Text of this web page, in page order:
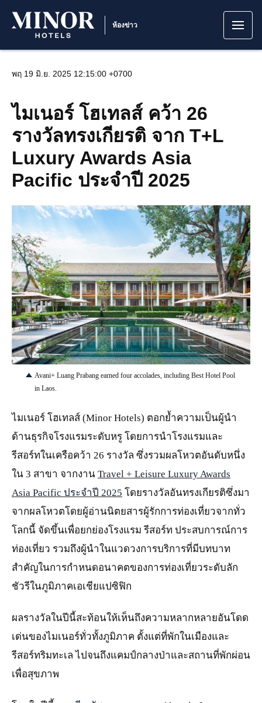
ห้องข่าว
พฤ 19 มิ.ย. 2025 12:15:00 +0700
ไมเนอร์ โฮเทลส์ คว้า 26
รางวัลทรงเกียรติ จาก T+L
Luxury Awards Asia
Pacific ประจำปี 2025
PNG
Avani+ Luang Prabang earned four accolades, including Best Hotel Pool
in Laos.
ไมเนอร์ โฮเทลส์ (Minor Hotels) ตอกย้ำความเป็นผู้นำ
ด้านธุรกิจโรงแรมระดับหรู โดยการนำโรงแรมและ
รีสอร์ทในเครือคว้า 26 รางวัล ซึ่งรวมผลโหวตอันดับหนึ่ง
ใน 3 สาขา จากงาน Travel + Leisure Luxury Awards
Asia Pacific ประจำปี 2025 โดยรางวัลอันทรงเกียรติซึ่งมา
จากผลโหวตโดยผู้อ่านนิตยสารผู้รักการท่องเที่ยวจากทั่ว
โลกนี้ จัดขึ้นเพื่อยกย่องโรงแรม รีสอร์ท ประสบการณ์การ
ท่องเที่ยว รวมถึงผู้นำในแวดวงการบริการที่มีบทบาท
สำคัญในการกำหนดอนาคตของการท่องเที่ยวระดับลัก
ชัวรีในภูมิภาคเอเชียแปซิฟิก
ผลรางวัลในปีนี้สะท้อนให้เห็นถึงความหลากหลายอันโดด
เด่นของไมเนอร์ทั่วทั้งภูมิภาค ตั้งแต่ที่พักในเมืองและ
รีสอร์ทริมทะเล ไปจนถึงแคมป์กลางป่าและสถานที่พักผ่อน
เพื่อสุขภาพ